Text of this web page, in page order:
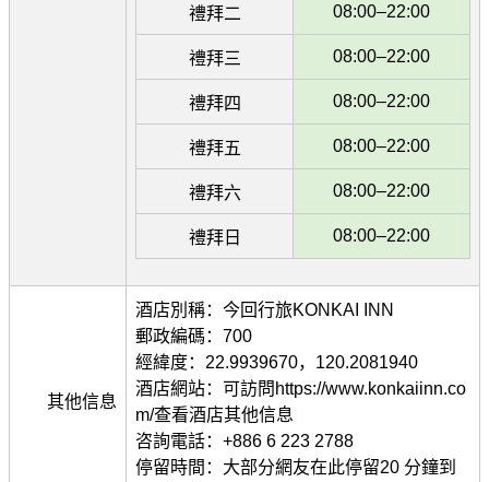
禮拜二 08:00–22:00
禮拜三 08:00–22:00
禮拜四 08:00–22:00
禮拜五 08:00–22:00
禮拜六 08:00–22:00
禮拜日 08:00–22:00
其他信息
酒店別稱：今回行旅KONKAI INN
郵政編碼：700
經緯度：22.9939670，120.2081940
酒店網站：可訪問https://www.konkaiinn.co
m/查看酒店其他信息
咨詢電話：+886 6 223 2788
停留時間：大部分網友在此停留20 分鐘到